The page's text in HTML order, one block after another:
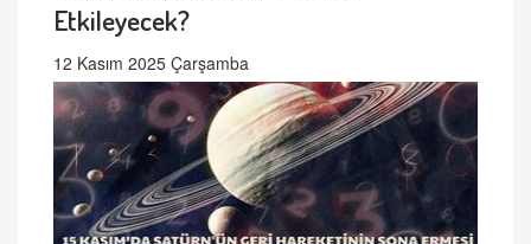
Etkileyecek?
12 Kasım 2025 Çarşamba